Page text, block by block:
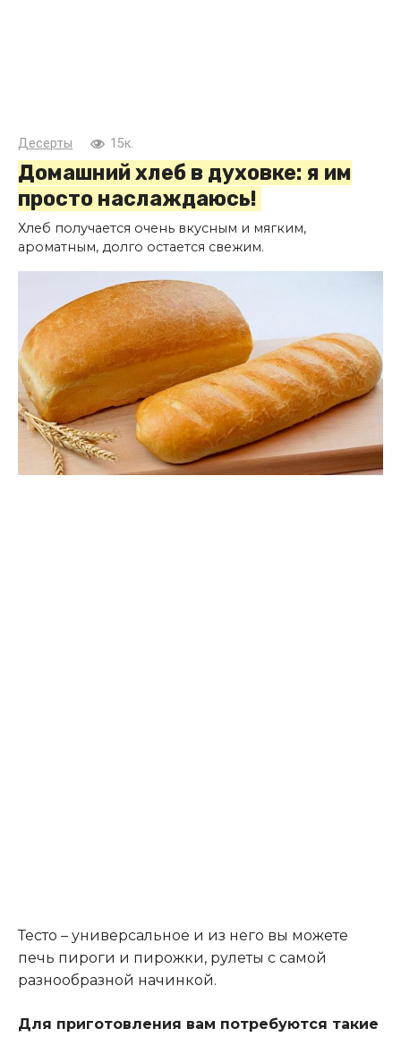
Десерты 15к.
Домашний хлеб в духовке: я им
просто наслаждаюсь!
Хлеб получается очень вкусным и мягким,
ароматным, долго остается свежим.
Тесто – универсальное и из него вы можете
печь пироги и пирожки, рулеты с самой
разнообразной начинкой.
Для приготовления вам потребуются такие